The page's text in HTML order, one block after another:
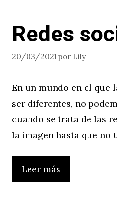
Redes
20/03/2021 por Lily
En un mundo en el que
ser diferentes, no
cuando se trata de las
la imagen hasta que no
Leer más